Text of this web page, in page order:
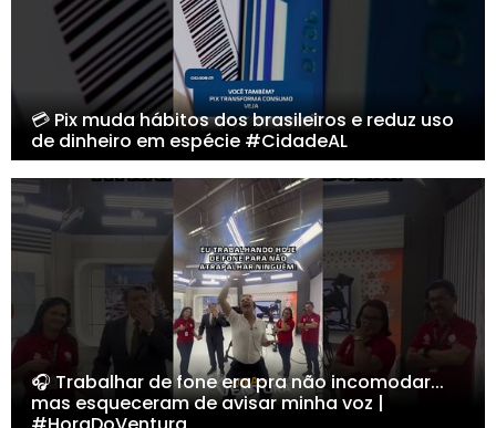
💳 Pix muda hábitos dos brasileiros e reduz uso
de dinheiro em espécie #CidadeAL
🎧 Trabalhar de fone era pra não incomodar...
mas esqueceram de avisar minha voz |